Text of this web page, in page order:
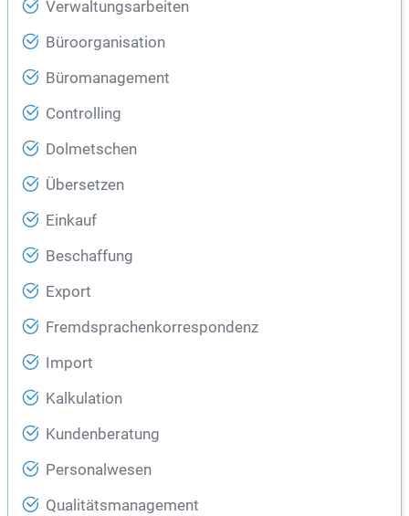
Verwaltungsarbeiten
Büroorganisation
Büromanagement
Controlling
Dolmetschen
Übersetzen
Einkauf
Beschaffung
Export
Fremdsprachenkorrespondenz
Import
Kalkulation
Kundenberatung
Personalwesen
Qualitätsmanagement